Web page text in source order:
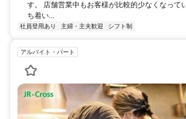
す。 店舗営業中もお客様が比較的少なくなって
ち着い...
社員登用あり 主婦・主夫歓迎 シフト制
アルバイト・パート